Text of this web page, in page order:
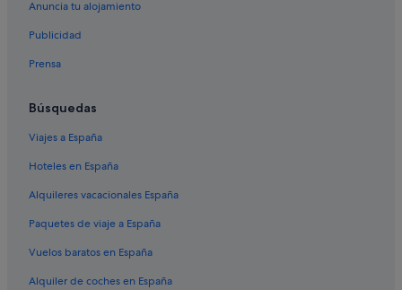
Orbetello hoteles
Anuncia tu alojamiento
Publicidad
Prensa
Búsquedas
Viajes a España
Hoteles en España
Alquileres vacacionales España
Paquetes de viaje a España
Vuelos baratos en España
Alquiler de coches en España